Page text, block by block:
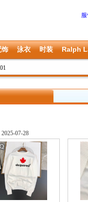
饰 泳衣 时装 Ralph
2025-07-28